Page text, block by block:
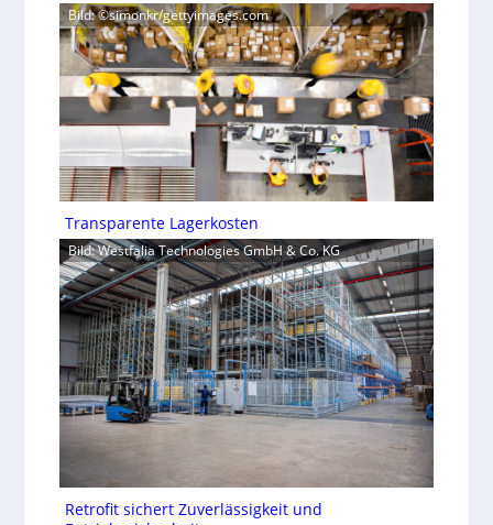
Bild: ©simonkr/gettyimages.com
Transparente Lagerkosten
Bild: Westfalia Technologies GmbH & Co. KG
Retrofit sichert Zuverlässigkeit und